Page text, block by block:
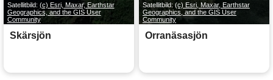
Satellitbild: (c) Esri, Maxar, Earthstar
Geographics, and the GIS User
Community
Skärsjön
Satellitbild: (c) Esri, Maxar, Earthstar
Geographics, and the GIS User
Community
Orranäsasjön